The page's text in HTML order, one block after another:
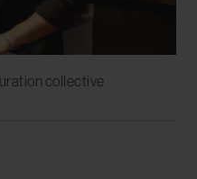
collective